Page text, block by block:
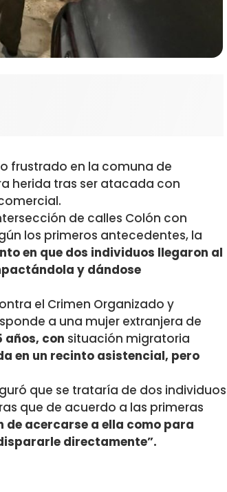
frustrado en la comuna de
herida tras ser atacada con
de calles Colón con
los primeros antecedentes, la
en que dos individuos llegaron al
y dándose
el Crimen Organizado y
a una mujer extranjera de
años, con situación migratoria
en un recinto asistencial, pero
que se trataría de dos individuos
que de acuerdo a las primeras
de acercarse a ella como para
directamente”.